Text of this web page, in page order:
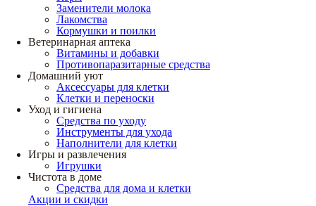
Заменители молока
Лакомства
Кормушки и поилки
Ветеринарная аптека
Витамины и добавки
Противопаразитарные средства
Домашний уют
Аксессуары для клетки
Клетки и переноски
Уход и гигиена
Средства по уходу
Инструменты для ухода
Наполнители для клетки
Игры и развлечения
Игрушки
Чистота в доме
Средства для дома и клетки
Акции и скидки